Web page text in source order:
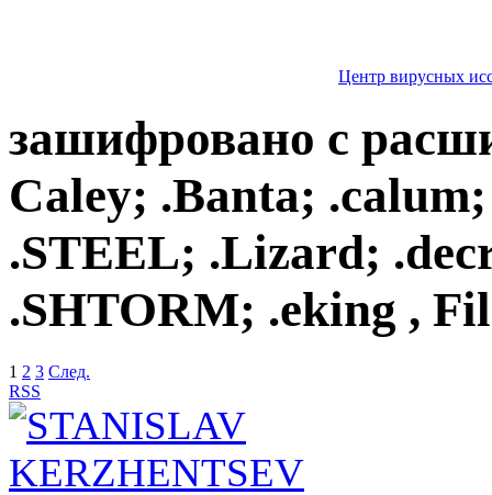
Центр вирусных
зашифровано с
Caley; .Banta;
.STEEL; .Lizard;
.SHTORM; .eking ,
1 2 3 След.
RSS